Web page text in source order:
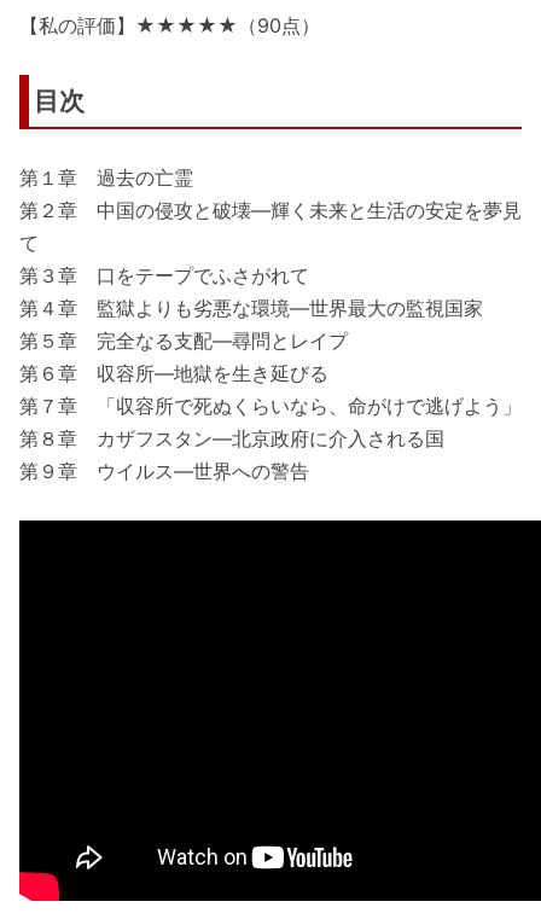
【私の評価】★★★★★（90点）
目次
第１章 過去の亡霊
第２章 中国の侵攻と破壊―輝く未来と生活の安定を夢見
て
第３章 口をテープでふさがれて
第４章 監獄よりも劣悪な環境―世界最大の監視国家
第５章 完全なる支配―尋問とレイプ
第６章 収容所―地獄を生き延びる
第７章 「収容所で死ぬくらいなら、命がけで逃げよう」
第８章 カザフスタン―北京政府に介入される国
第９章 ウイルス―世界への警告